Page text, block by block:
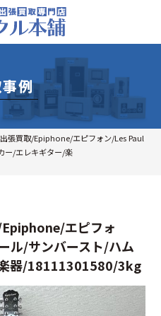
例
張買取/Epiphone/エピフォン/Les Paul
ー/エレキギター/楽
エピフォ
ル/サンバースト/ハム
器/18111301580/3kg